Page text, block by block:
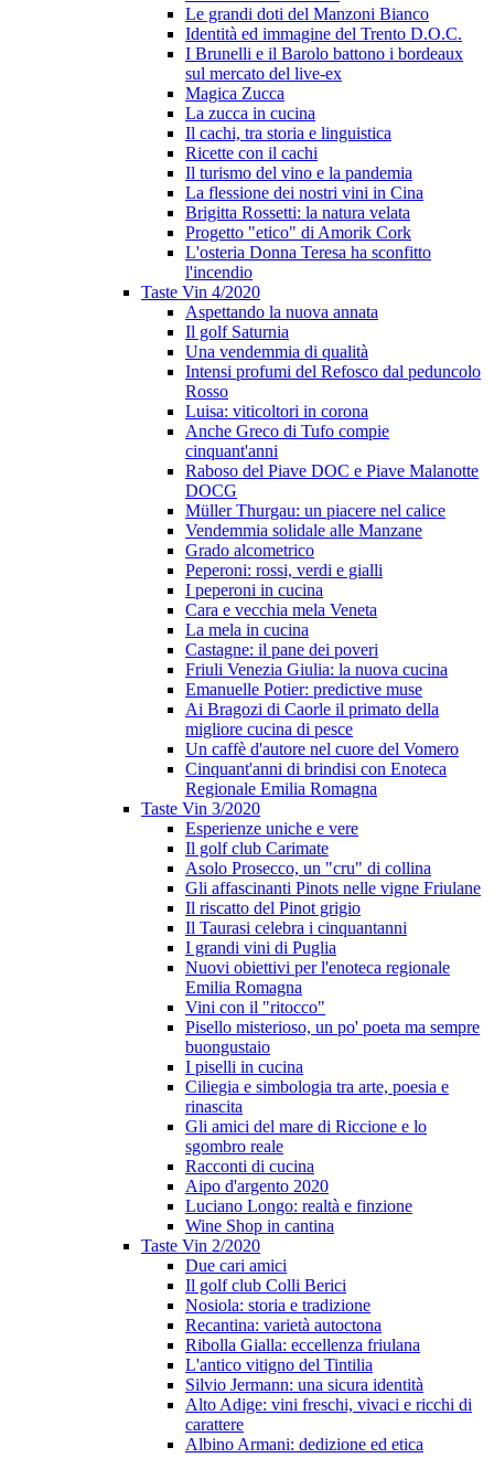
Le grandi doti del Manzoni Bianco
Identità ed immagine del Trento D.O.C.
I Brunelli e il Barolo battono i bordeaux
sul mercato del live-ex
Magica Zucca
La zucca in cucina
Il cachi, tra storia e linguistica
Ricette con il cachi
Il turismo del vino e la pandemia
La flessione dei nostri vini in Cina
Brigitta Rossetti: la natura velata
Progetto "etico" di Amorik Cork
L'osteria Donna Teresa ha sconfitto
l'incendio
Taste Vin 4/2020
Aspettando la nuova annata
Il golf Saturnia
Una vendemmia di qualità
Intensi profumi del Refosco dal peduncolo
Rosso
Luisa: viticoltori in corona
Anche Greco di Tufo compie
cinquant'anni
Raboso del Piave DOC e Piave Malanotte
DOCG
Müller Thurgau: un piacere nel calice
Vendemmia solidale alle Manzane
Grado alcometrico
Peperoni: rossi, verdi e gialli
I peperoni in cucina
Cara e vecchia mela Veneta
La mela in cucina
Castagne: il pane dei poveri
Friuli Venezia Giulia: la nuova cucina
Emanuelle Potier: predictive muse
Ai Bragozi di Caorle il primato della
migliore cucina di pesce
Un caffè d'autore nel cuore del Vomero
Cinquant'anni di brindisi con Enoteca
Regionale Emilia Romagna
Taste Vin 3/2020
Esperienze uniche e vere
Il golf club Carimate
Asolo Prosecco, un "cru" di collina
Gli affascinanti Pinots nelle vigne Friulane
Il riscatto del Pinot grigio
Il Taurasi celebra i cinquantanni
I grandi vini di Puglia
Nuovi obiettivi per l'enoteca regionale
Emilia Romagna
Vini con il "ritocco"
Pisello misterioso, un po' poeta ma sempre
buongustaio
I piselli in cucina
Ciliegia e simbologia tra arte, poesia e
rinascita
Gli amici del mare di Riccione e lo
sgombro reale
Racconti di cucina
Aipo d'argento 2020
Luciano Longo: realtà e finzione
Wine Shop in cantina
Taste Vin 2/2020
Due cari amici
Il golf club Colli Berici
Nosiola: storia e tradizione
Recantina: varietà autoctona
Ribolla Gialla: eccellenza friulana
L'antico vitigno del Tintilia
Silvio Jermann: una sicura identità
Alto Adige: vini freschi, vivaci e ricchi di
carattere
Albino Armani: dedizione ed etica